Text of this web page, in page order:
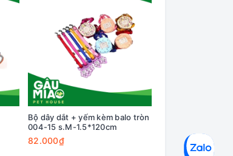
Bộ dây dắt + yếm kèm balo tròn
004-15 s.M-1.5*120cm
82.000₫ 164.000₫